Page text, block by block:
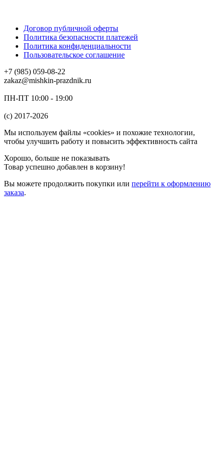
Договор публичной оферты
Политика безопасности платежей
Политика конфиденциальности
Пользовательское соглашение
+7 (985) 059-08-22
zakaz@mishkin-prazdnik.ru
ПН-ПТ 10:00 - 19:00
(c) 2017-2026
Мы используем файлы «cookies» и похожие технологии,
чтобы улучшить работу и повысить эффективность сайта
Хорошо, больше не показывать
Товар успешно добавлен в корзину!
Вы можете продолжить покупки или перейти к оформлению
заказа.